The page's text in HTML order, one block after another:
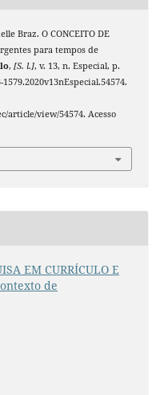
Braz. O CONCEITO DE
para tempos de
, [S. l.], v. 13, n. Especial, p.
view/54574. Acesso
EM CURRÍCULO E
de